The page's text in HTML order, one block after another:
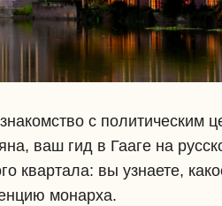
с политическим
ваш гид в Гааге на
квартала: вы узнаете,
монарха.